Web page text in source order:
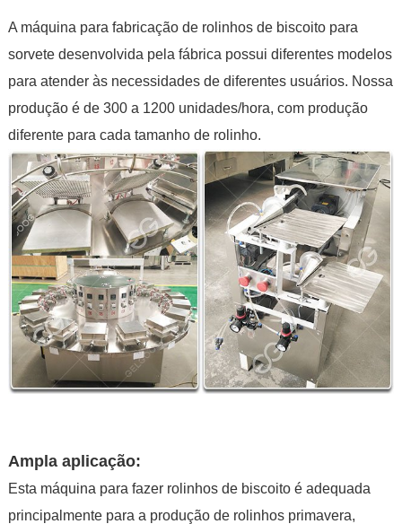
A máquina para fabricação de rolinhos de biscoito para
sorvete desenvolvida pela fábrica possui diferentes modelos
para atender às necessidades de diferentes usuários. Nossa
produção é de 300 a 1200 unidades/hora, com produção
diferente para cada tamanho de rolinho.
Ampla aplicação:
Esta máquina para fazer rolinhos de biscoito é adequada
principalmente para a produção de rolinhos primavera,